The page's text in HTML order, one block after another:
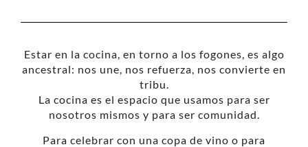
Estar en la cocina, en torno a los fogones, es algo
ancestral: nos une, nos refuerza, nos convierte en
tribu.
La cocina es el espacio que usamos para ser
nosotros mismos y para ser comunidad.
Para celebrar con una copa de vino o para